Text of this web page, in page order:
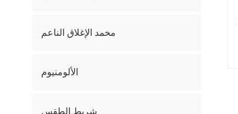
مخمد الإغلاق الناعم
الألومنيوم
شريط الطقس